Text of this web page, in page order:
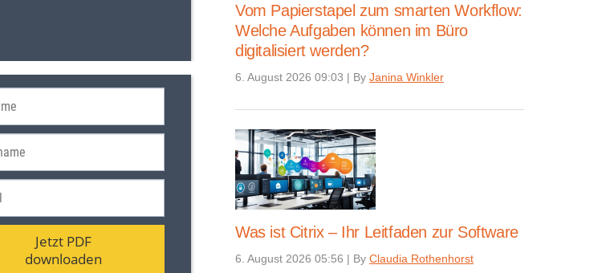
Vom Papierstapel zum smarten Workflow:
Welche Aufgaben können im Büro
digitalisiert werden?
6. August 2026 09:03 | By Janina Winkler
Was ist Citrix – Ihr Leitfaden zur Software
6. August 2026 05:56 | By Claudia Rothenhorst